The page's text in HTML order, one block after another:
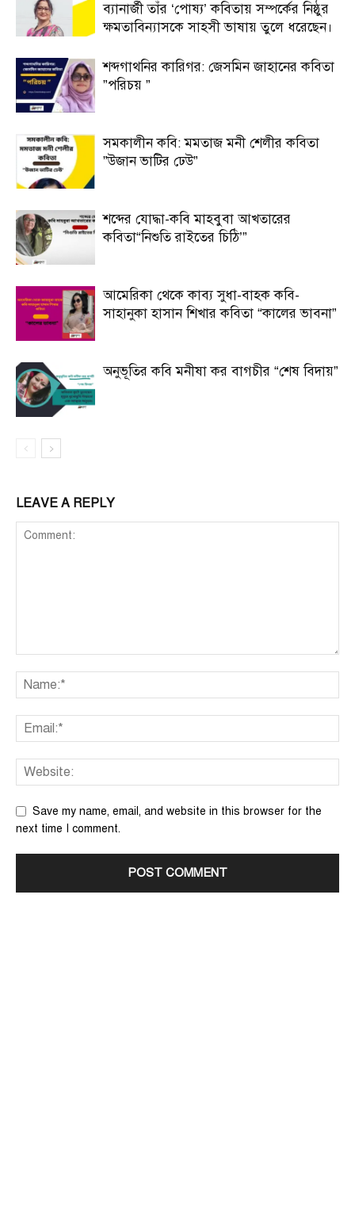
ব্যানার্জী তাঁর ‘পোষ্য’ কবিতায় সম্পর্কের নিষ্ঠুর
ক্ষমতাবিন্যাসকে সাহসী ভাষায় তুলে ধরেছেন।
শব্দগাথনির কারিগর: জেসমিন জাহানের কবিতা
”পরিচয় ”
সমকালীন কবি: মমতাজ মনী শেলীর কবিতা
”উজান ভাটির ঢেউ”
শব্দের যোদ্ধা-কবি মাহবুবা আখতারের
কবিতা“নিশুতি রাইতের চিঠি’”
আমেরিকা থেকে কাব্য সুধা-বাহক কবি-
সাহানুকা হাসান শিখার কবিতা “কালের ভাবনা”
অনুভূতির কবি মনীষা কর বাগচীর “শেষ বিদায়”
LEAVE A REPLY
Save my name, email, and website in this browser for the
next time I comment.